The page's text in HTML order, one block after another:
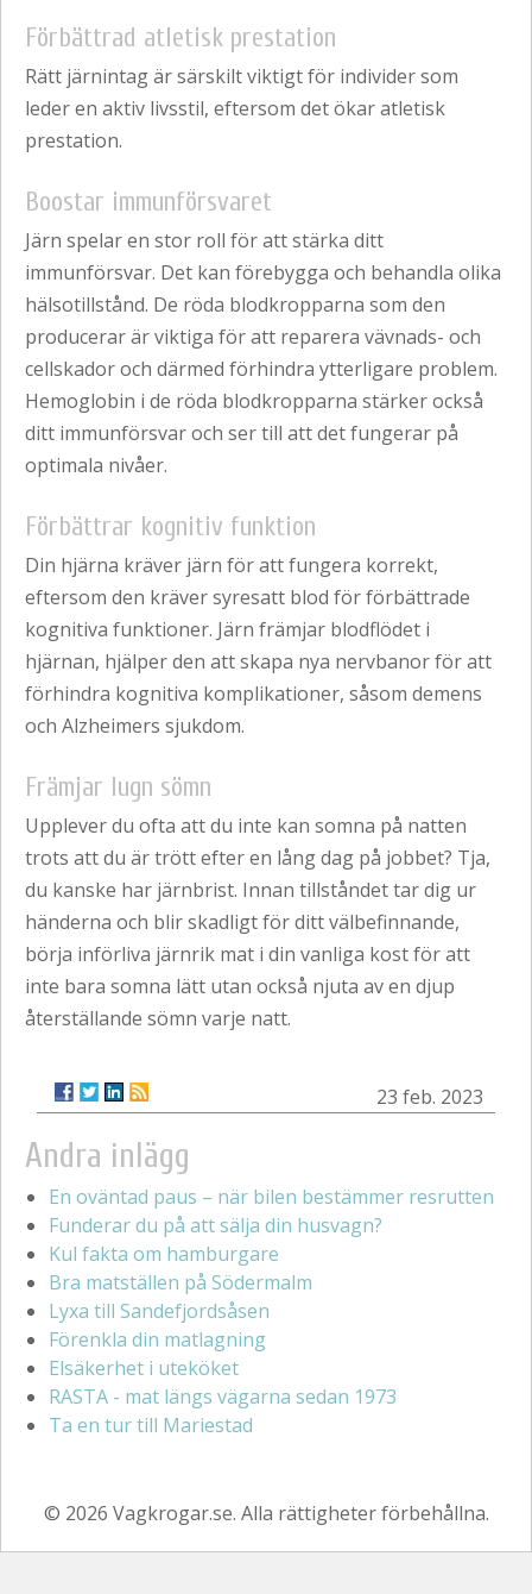
Förbättrad atletisk prestation
Rätt järnintag är särskilt viktigt för individer som
leder en aktiv livsstil, eftersom det ökar atletisk
prestation.
Boostar immunförsvaret
Järn spelar en stor roll för att stärka ditt
immunförsvar. Det kan förebygga och behandla olika
hälsotillstånd. De röda blodkropparna som den
producerar är viktiga för att reparera vävnads- och
cellskador och därmed förhindra ytterligare problem.
Hemoglobin i de röda blodkropparna stärker också
ditt immunförsvar och ser till att det fungerar på
optimala nivåer.
Förbättrar kognitiv funktion
Din hjärna kräver järn för att fungera korrekt,
eftersom den kräver syresatt blod för förbättrade
kognitiva funktioner. Järn främjar blodflödet i
hjärnan, hjälper den att skapa nya nervbanor för att
förhindra kognitiva komplikationer, såsom demens
och Alzheimers sjukdom.
Främjar lugn sömn
Upplever du ofta att du inte kan somna på natten
trots att du är trött efter en lång dag på jobbet? Tja,
du kanske har järnbrist. Innan tillståndet tar dig ur
händerna och blir skadligt för ditt välbefinnande,
börja införliva järnrik mat i din vanliga kost för att
inte bara somna lätt utan också njuta av en djup
återställande sömn varje natt.
23 feb. 2023
Andra inlägg
En oväntad paus – när bilen bestämmer resrutten
Funderar du på att sälja din husvagn?
Kul fakta om hamburgare
Bra matställen på Södermalm
Lyxa till Sandefjordsåsen
Förenkla din matlagning
Elsäkerhet i uteköket
RASTA - mat längs vägarna sedan 1973
Ta en tur till Mariestad
© 2026 Vagkrogar.se. Alla rättigheter förbehållna.